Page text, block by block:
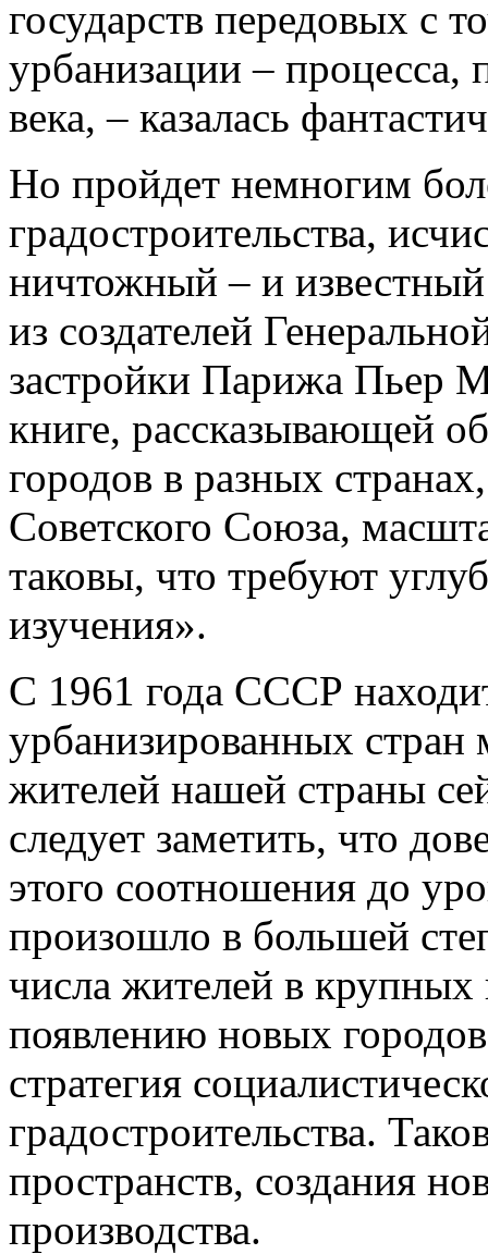
государств передовых с
урбанизации – процесса,
века, – казалась
Но пройдет немногим
градостроительства,
ничтожный – и
из создателей
застройки Парижа Пьер
книге, рассказывающей
городов в разных
Советского Союза,
таковы, что требуют
изучения».
С 1961 года СССР
урбанизированных стран
жителей нашей страны
следует заметить, что
этого соотношения до
произошло в большей
числа жителей в крупных
появлению новых
стратегия
градостроительства.
пространств, создания
производства.